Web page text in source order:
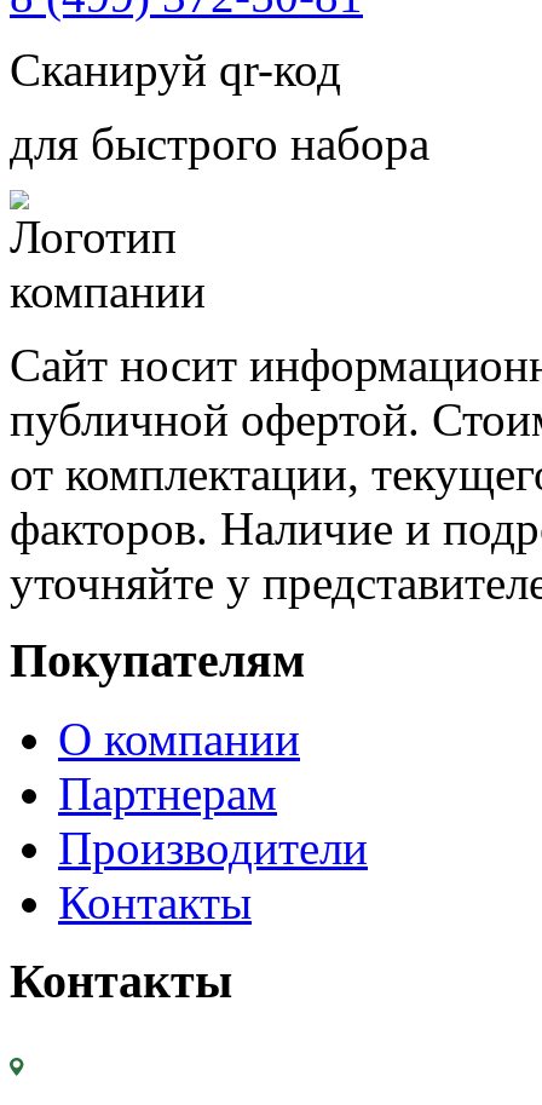
Сканируй qr-код
для быстрого набора
Сайт носит
публичной офертой.
от комплектации,
факторов. Наличие и
уточняйте у
Покупателям
О компании
Партнерам
Производители
Контакты
Контакты